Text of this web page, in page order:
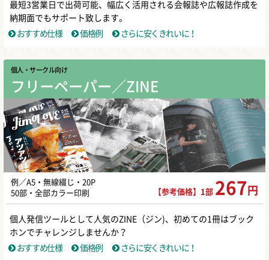
最短3営業日で出荷可能、幅広く活用される会報誌や広報誌作成を
納期面でもサポート致します。
おすすめ仕様
価格例 さらに安くきれいに！
個人・サークル向け
フリーペーパー／ZINE
例／A5・無線綴じ・20P
50部・全部カラー印刷
【参考価格】1部 267 円
個人発信ツールとして人気のZINE（ジン)、初めての1冊はブック
ホンでチャレンジしませんか？
おすすめ仕様
価格例 さらに安くきれいに！